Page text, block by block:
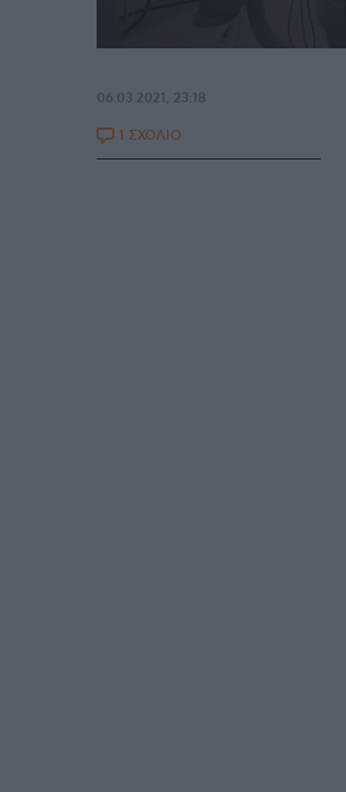
06.03.2021, 23:18
1 ΣΧΟΛΙΟ